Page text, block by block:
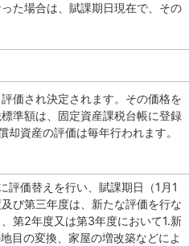
た場合は、賦課期日現在で、その
価され決定されます。その価格を
準額は、固定資産課税台帳に登録
資産の評価は毎年行われます。
評価替えを行い、賦課期日（1月1
び第三年度は、新たな評価を行な
第2年度又は第3年度において1.新
目の変換、家屋の増改築などによ